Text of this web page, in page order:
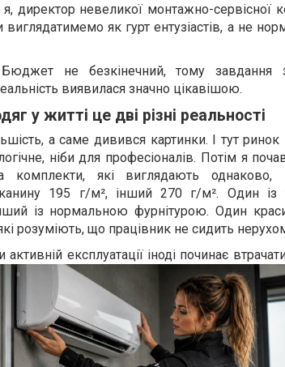
директор невеликої монтажно-сервісної
як гурт ентузіастів, а не
не безкінечний, тому завдання
виявилася значно цікавішою.
у житті це дві різні реальності
а саме дивився картинки. І тут
ніби для професіоналів. Потім я
комплекти, які виглядають однаково,
195 г/м², інший 270 г/м². Один із
із нормальною фурнітурою. Один
розуміють, що працівник не сидить
експлуатації іноді починає